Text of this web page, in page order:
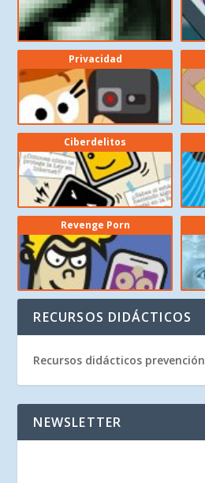
Privacidad
Ciberdelitos
Revenge Porn
RECURSOS DIDÁCTICOS
Recursos didácticos prevención
NEWSLETTER